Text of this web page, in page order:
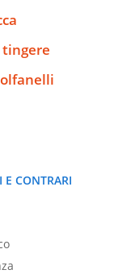
CONTRARI